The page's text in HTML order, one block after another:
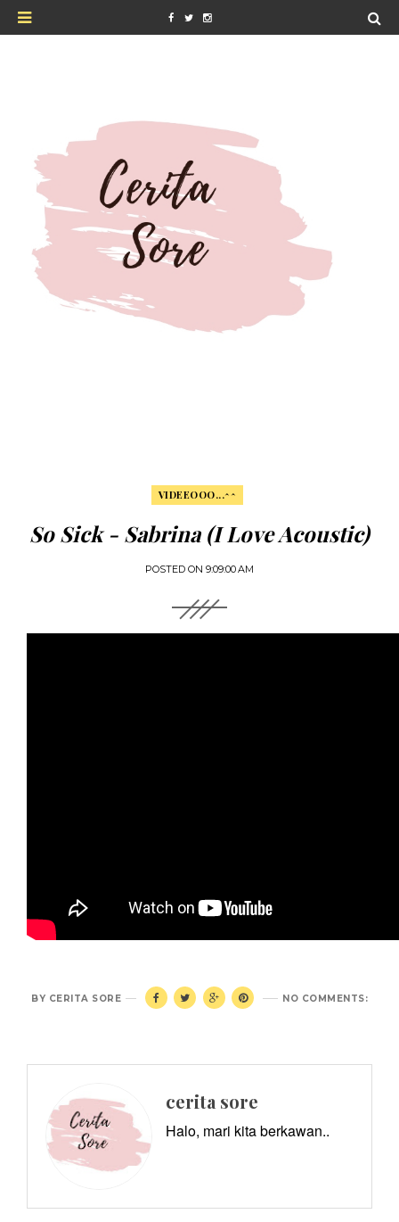
VIDEEOOO...^^
So Sick - Sabrina (I Love Acoustic)
POSTED ON 9:09:00 AM
NO COMMENTS:
BY CERITA SORE
cerita sore
Halo, mari kita berkawan..